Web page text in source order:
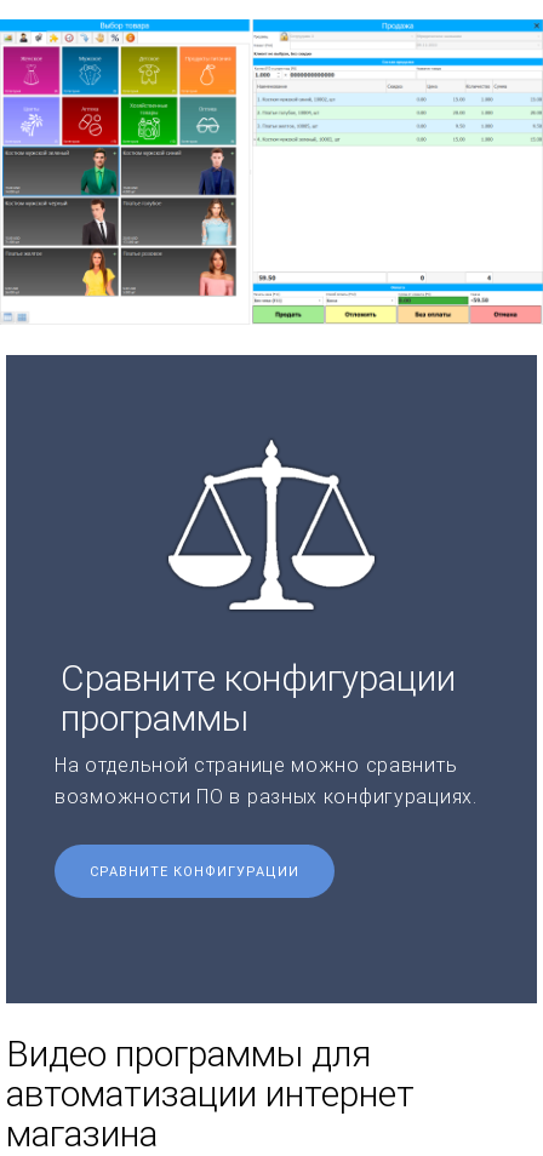
Сравните конфигурации
программы
На отдельной странице можно сравнить
возможности ПО в разных конфигурациях.
СРАВНИТЕ КОНФИГУРАЦИИ
Видео программы для
автоматизации интернет
магазина